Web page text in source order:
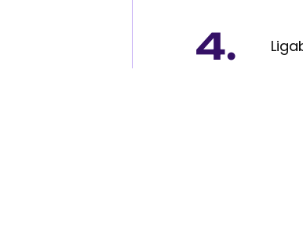
4.